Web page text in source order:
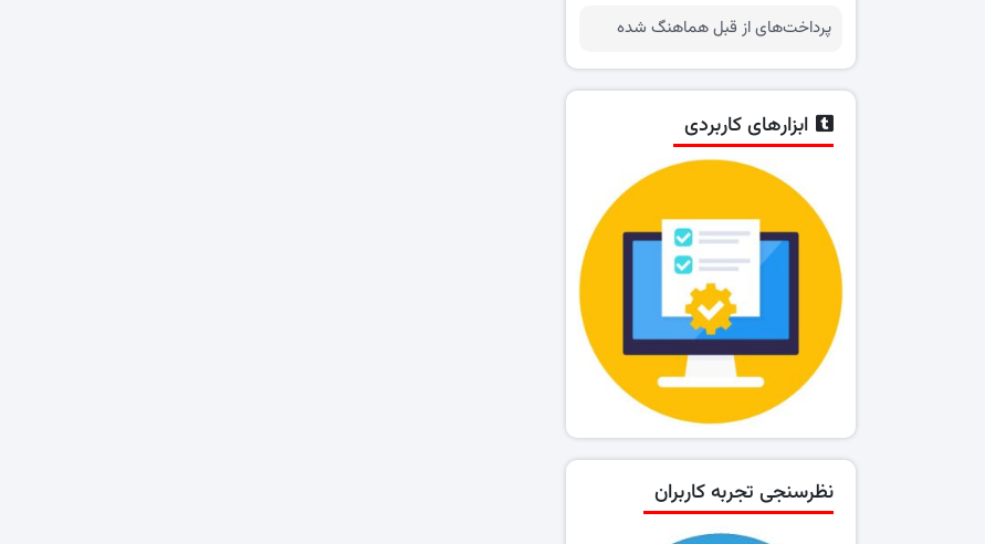
پرداخت‌های از قبل هماهنگ شده
ابزارهای کاربردی
نظرسنجی تجربه کاربران